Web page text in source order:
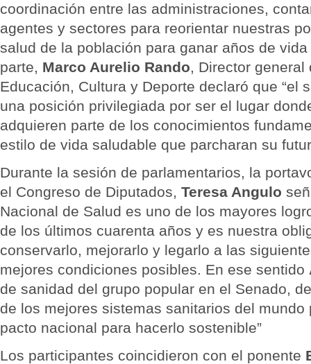
coordinación entre las administraciones,
agentes y sectores para reorientar nuestras
salud de la población para ganar años de
parte, Marco Aurelio Rando, Director
Educación, Cultura y Deporte declaró que “el
una posición privilegiada por ser el lugar
adquieren parte de los conocimientos
estilo de vida saludable que parcharan su
Durante la sesión de parlamentarios, la
el Congreso de Diputados, Teresa Angulo
Nacional de Salud es uno de los mayores
de los últimos cuarenta años y es nuestra
conservarlo, mejorarlo y legarlo a las
mejores condiciones posibles. En ese sentido
de sanidad del grupo popular en el Senado,
de los mejores sistemas sanitarios del mundo
pacto nacional para hacerlo sostenible”
Los participantes coincidieron con el ponente